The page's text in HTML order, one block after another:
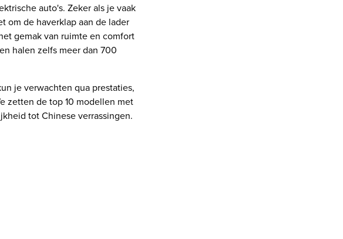
auto's. Zeker als je vaak
om de haverklap aan de lader
gemak van ruimte en comfort
halen zelfs meer dan 700
je verwachten qua prestaties,
zetten de top 10 modellen met
tot Chinese verrassingen.